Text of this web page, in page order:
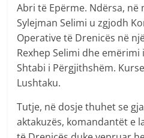
Abri të Epërme. Ndërsa, në
Sylejman Selimi u zgjodh
Operative të Drenicës në
Rexhep Selimi dhe
Shtabi i Përgjithshëm.
Lushtaku.
Tutje, në dosje thuhet se
aktakuzës, komandantët e